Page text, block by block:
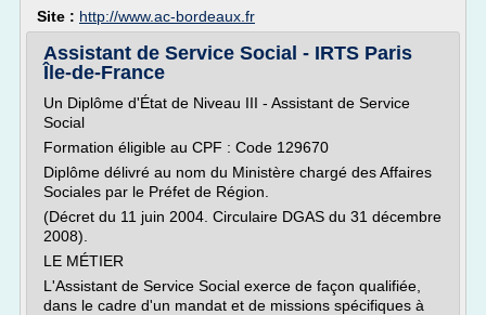
Site : http://www.ac-bordeaux.fr
Assistant de Service Social - IRTS Paris
Île-de-France
Un Diplôme d'État de Niveau III - Assistant de Service
Social
Formation éligible au CPF : Code 129670
Diplôme délivré au nom du Ministère chargé des Affaires
Sociales par le Préfet de Région.
(Décret du 11 juin 2004. Circulaire DGAS du 31 décembre
2008).
LE MÉTIER
L'Assistant de Service Social exerce de façon qualifiée,
dans le cadre d'un mandat et de missions spécifiques à